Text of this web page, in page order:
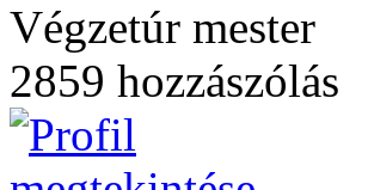
Végzetúr mester
2859 hozzászólás